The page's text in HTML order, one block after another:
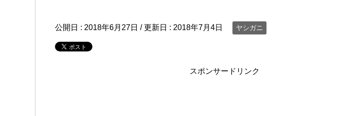
公開日 : 2018年6月27日 / 更新日 : 2018年7月4日 ヤシガニ
スポンサードリンク